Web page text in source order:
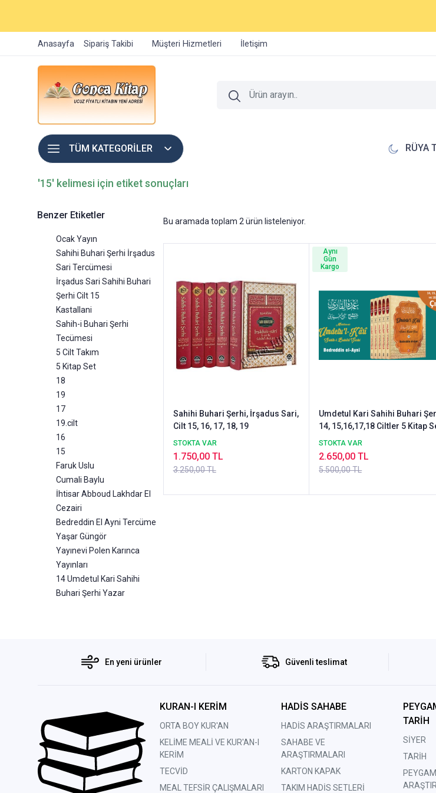
Anasayfa Sipariş Takibi Müşteri Hizmetleri İletişim
TÜM KATEGORİLER RÜYA
'15' kelimesi için etiket sonuçları
Benzer Etiketler
Ocak Yayın
Sahihi Buhari Şerhi İrşadus
Sari Tercümesi
İrşadus Sari Sahihi Buhari
Şerhi Cilt 15
Kastallani
Sahih-i Buhari Şerhi
Tecümesi
5 Cilt Takım
5 Kitap Set
18
19
17
19.cilt
16
15
Faruk Uslu
Cumali Baylu
İhtisar Abboud Lakhdar El
Cezairi
Bedreddin El Ayni Tercüme
Yaşar Güngör
Yayınevi Polen Karınca
Yayınları
14 Umdetul Kari Sahihi
Buhari Şerhi Yazar
Bu aramada toplam 2 ürün listeleniyor.
Sahihi Buhari Şerhi, İrşadus Sari,
Cilt 15, 16, 17, 18, 19
STOKTA VAR
3.250,00 TL
1.750,00 TL
Umdetul Kari Sahihi Buhari
14, 15,16,17,18 Ciltler 5 Kitap
STOKTA VAR
5.500,00 TL
2.650,00 TL
Aynı
Gün
Kargo
En yeni ürünler Güvenli teslimat
KURAN-I KERİM
ORTA BOY KUR'AN
KELİME MEALİ VE KUR'AN-I
KERİM
TECVİD
MEAL TEFSİR ÇALIŞMALARI
HADİS SAHABE
HADİS ARAŞTIRMALARI
SAHABE VE
ARAŞTIRMALARI
KARTON KAPAK
TAKIM HADİS SETLERİ
TARİH
SİYER
TARİH